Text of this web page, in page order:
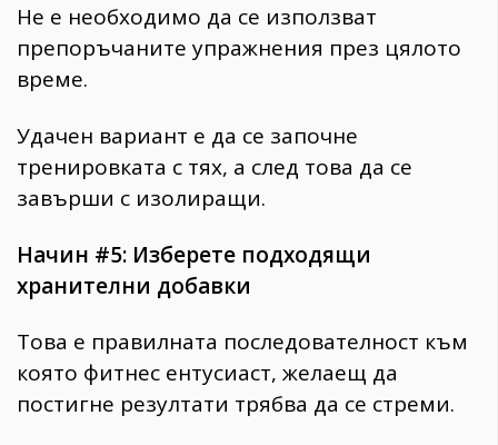
Не е необходимо да се използват
препоръчаните упражнения през цялото
време.
Удачен вариант е да се започне
тренировката с тях, а след това да се
завърши с изолиращи.
Начин #5: Изберете подходящи
хранителни добавки
Това е правилната последователност към
която фитнес ентусиаст, желаещ да
постигне резултати трябва да се стреми.